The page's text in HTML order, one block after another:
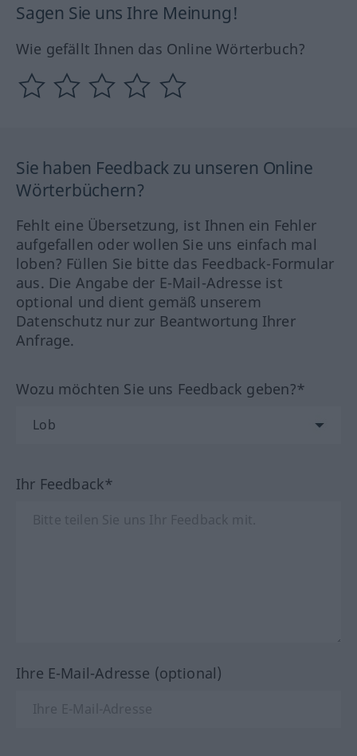
Sagen Sie uns Ihre Meinung!
Wie gefällt Ihnen das Online Wörterbuch?
Sie haben Feedback zu unseren Online
Wörterbüchern?
Fehlt eine Übersetzung, ist Ihnen ein Fehler
aufgefallen oder wollen Sie uns einfach mal
loben? Füllen Sie bitte das Feedback-Formular
aus. Die Angabe der E-Mail-Adresse ist
optional und dient gemäß unserem
Datenschutz nur zur Beantwortung Ihrer
Anfrage.
Wozu möchten Sie uns Feedback geben?*
Ihr Feedback*
Ihre E-Mail-Adresse (optional)